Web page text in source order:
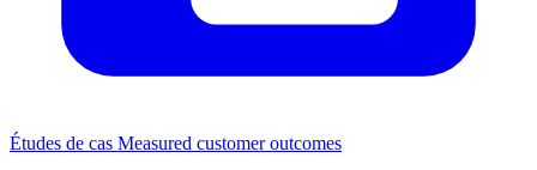
Études de cas Measured customer outcomes